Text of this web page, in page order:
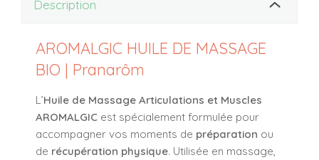
Description
AROMALGIC HUILE DE MASSAGE
BIO | Pranarôm
L’Huile de Massage Articulations et Muscles
AROMALGIC est spécialement formulée pour
accompagner vos moments de préparation ou
de récupération physique. Utilisée en massage,